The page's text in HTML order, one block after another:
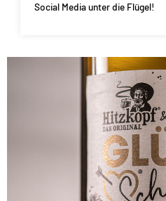
Social Media unter die Flügel!